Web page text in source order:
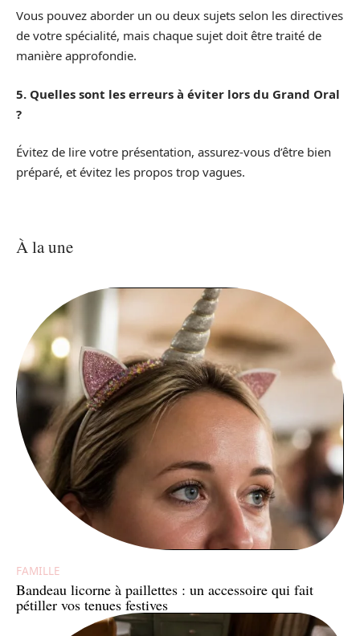
Vous pouvez aborder un ou deux sujets selon les directives
de votre spécialité, mais chaque sujet doit être traité de
manière approfondie.
5. Quelles sont les erreurs à éviter lors du Grand Oral
?
Évitez de lire votre présentation, assurez-vous d’être bien
préparé, et évitez les propos trop vagues.
À la une
FAMILLE
Bandeau licorne à paillettes : un accessoire qui fait
pétiller vos tenues festives